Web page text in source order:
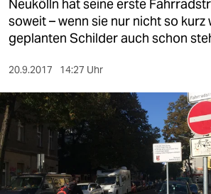
gesellschaft
sport
berlin
nord
wahrheit
Neukölln hat seine erste
soweit – wenn sie nur nicht so kurz
geplanten Schilder auch schon
20.9.2017 14:27 Uhr